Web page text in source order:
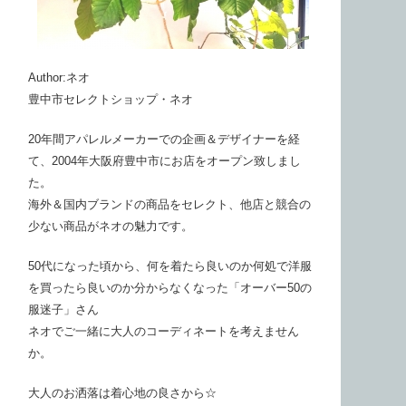
Author:ネオ
豊中市セレクトショップ・ネオ
20年間アパレルメーカーでの企画＆デザイナーを経
て、2004年大阪府豊中市にお店をオープン致しまし
た。
海外＆国内ブランドの商品をセレクト、他店と競合の
少ない商品がネオの魅力です。
50代になった頃から、何を着たら良いのか何処で洋服
を買ったら良いのか分からなくなった「オーバー50の
服迷子」さん
ネオでご一緒に大人のコーディネートを考えません
か。
大人のお洒落は着心地の良さから☆